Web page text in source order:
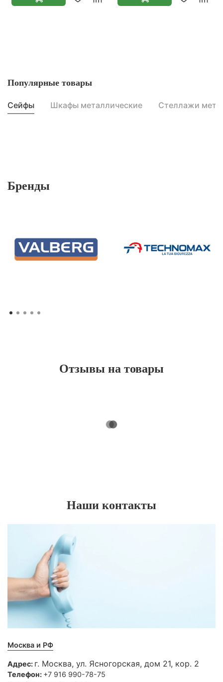
Популярные товары
Сейфы Шкафы металлические Стеллажи
Бренды
Отзывы на товары
Наши контакты
Москва и РФ
Адрес: г. Москва, ул. Ясногорская, дом 21, кор. 2
Телефон: +7 916 990-78-75